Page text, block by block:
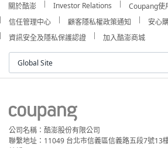
關於酷澎 Investor Relations Coupang使
信任管理中心
顧客隱私權政策通知 安心
資訊安全及隱私保護認證
加入酷澎商城
Global Site
公司名稱：酷澎股份有限公司
聯繫地址：11049 台北市信義區信義路五段7號13